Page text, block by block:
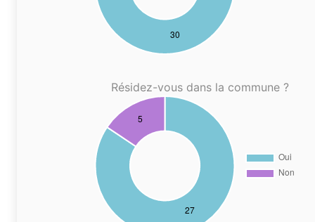
Résidez-vous dans la commune ?